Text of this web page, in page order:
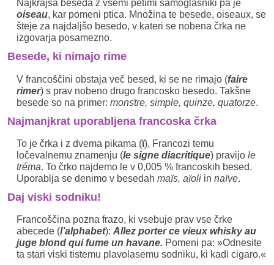
Najkrajša beseda z vsemi petimi samoglasniki pa je
oiseau, kar pomeni ptica. Množina te besede, oiseaux, se
šteje za najdaljšo besedo, v kateri se nobena črka ne
izgovarja posamezno.
Besede, ki nimajo rime
V francoščini obstaja več besed, ki se ne rimajo (faire
rimer) s prav nobeno drugo francosko besedo. Takšne
besede so na primer: monstre, simple, quinze, quatorze.
Najmanjkrat uporabljena francoska črka
To je črka i z dvema pikama (ï), Francozi temu
ločevalnemu znamenju (le signe diacritique) pravijo le
tréma. To črko najdemo le v 0,005 % francoskih besed.
Uporablja se denimo v besedah maïs, aïoli in naïve.
Daj viski sodniku!
Francoščina pozna frazo, ki vsebuje prav vse črke
abecede (l’alphabet): Allez porter ce vieux whisky au
juge blond qui fume un havane. Pomeni pa: »Odnesite
ta stari viski tistemu plavolasemu sodniku, ki kadi cigaro.«